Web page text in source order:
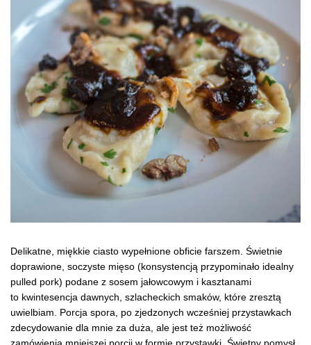
Delikatne, miękkie ciasto wypełnione obficie farszem. Świetnie
doprawione, soczyste mięso (konsystencją przypominało idealny
pulled pork) podane z sosem jałowcowym i kasztanami
to kwintesencja dawnych, szlacheckich smaków, które zresztą
uwielbiam. Porcja spora, po zjedzonych wcześniej przystawkach
zdecydowanie dla mnie za duża, ale jest też możliwość